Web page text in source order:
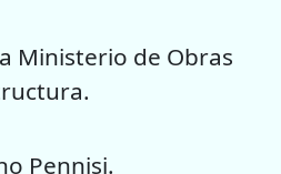
Ministerio de Obras
Pennisi.